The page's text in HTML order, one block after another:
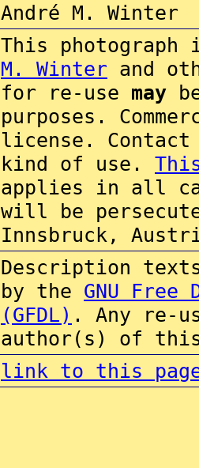
André M. Winter
This
M. Winter and
for re-use may
purposes.
license.
kind of use.
applies in all
will be
Innsbruck,
Description
by the GNU Free
(GFDL) . Any re-
author(s) of this
link to this